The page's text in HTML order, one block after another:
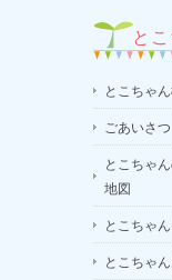
と
とこちゃ
ごあいさつ
とこちゃ
地図
とこちゃ
とこちゃ